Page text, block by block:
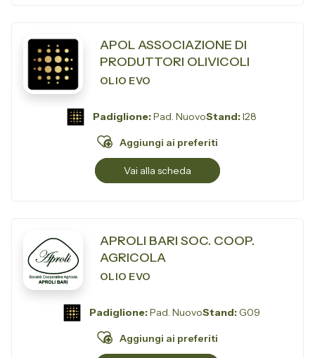
APOL ASSOCIAZIONE DI
PRODUTTORI OLIVICOLI
OLIO EVO
Padiglione:Pad. NuovoStand:I28
Aggiungi ai preferiti
Vai alla scheda
APROLI BARI SOC. COOP.
AGRICOLA
OLIO EVO
Padiglione:Pad. NuovoStand: G09
Aggiungi ai preferiti